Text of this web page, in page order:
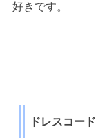
好きです。
ドレスコード